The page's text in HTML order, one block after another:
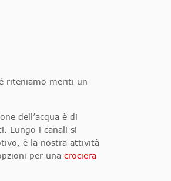
riteniamo meriti un
dell’acqua è di
Lungo i canali si
è la nostra attività
per una crociera